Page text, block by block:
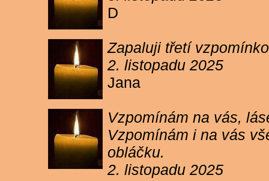
D
Zapaluji třetí
2. listopadu 2025
Jana
Vzpomínám na vás,
Vzpomínám i na vás
obláčku.
2. listopadu 2025